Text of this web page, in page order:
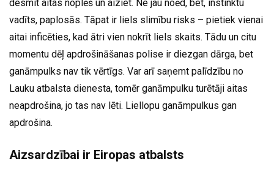
desmit aitas noplēš un aiziet. Ne jau noēd, bet, instinktu
vadīts, paplosās. Tāpat ir liels slimību risks – pietiek vienai
aitai inficēties, kad ātri vien nokrīt liels skaits. Tādu un citu
momentu dēļ apdrošināšanas polise ir diezgan dārga, bet
ganāmpulks nav tik vērtīgs. Var arī saņemt palīdzību no
Lauku atbalsta dienesta, tomēr ganāmpulku turētāji aitas
neapdrošina, jo tas nav lēti. Liellopu ganāmpulkus gan
apdrošina.
Aizsardzībai ir Eiropas atbalsts